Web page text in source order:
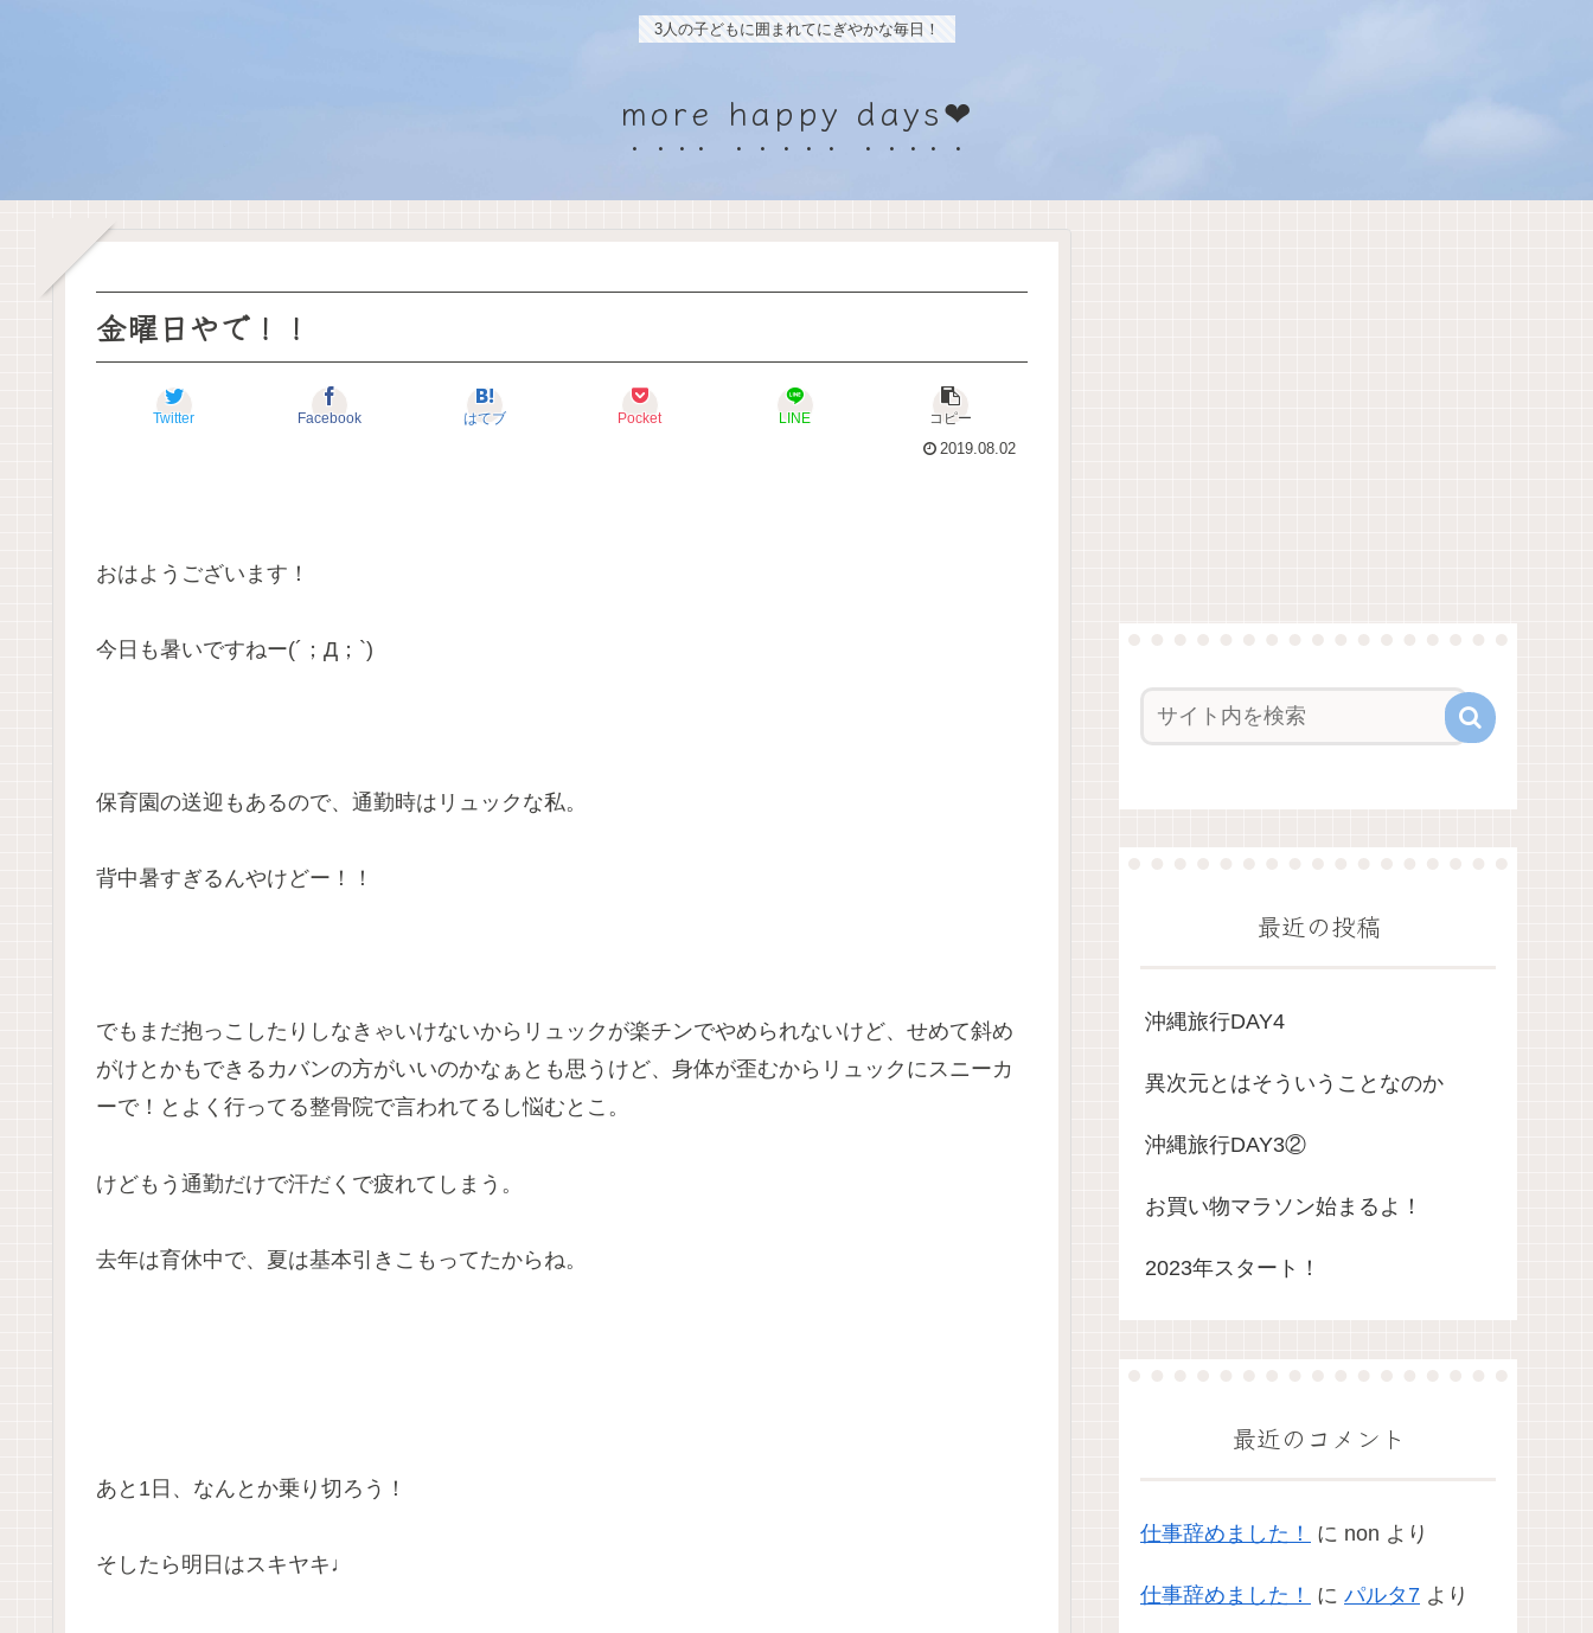
3人の子どもに囲まれてにぎやかな毎日！
more happy days❤
金曜日やで！！
Twitter Facebook はてブ Pocket LINE
コピー
2019.08.02
おはようございます！
今日も暑いですねー(´ ； Д ； `)
保育園の送迎もあるので、通勤時はリュックな私。
背中暑すぎるんやけどー！！
でもまだ抱っこしたりしなきゃいけないからリュックが楽チンでやめられないけど、せめて斜め
がけとかもできるカバンの方がいいのかなぁとも思うけど、身体が歪むからリュックにスニーカ
ーで！とよく行ってる整骨院で言われてるし悩むとこ。
けどもう通勤だけで汗だくで疲れてしまう。
去年は育休中で、夏は基本引きこもってたからね。
あと 1 日、なんとか乗り切ろう！
そしたら明日はスキヤキ♩
最近の投稿
沖縄旅行DAY4
異次元とはそういうことなのか
沖縄旅行DAY3②
お買い物マラソン始まるよ！
2023年スタート！
最近のコメント
仕事辞めました！ に non より
仕事辞めました！ に パルタ7 より